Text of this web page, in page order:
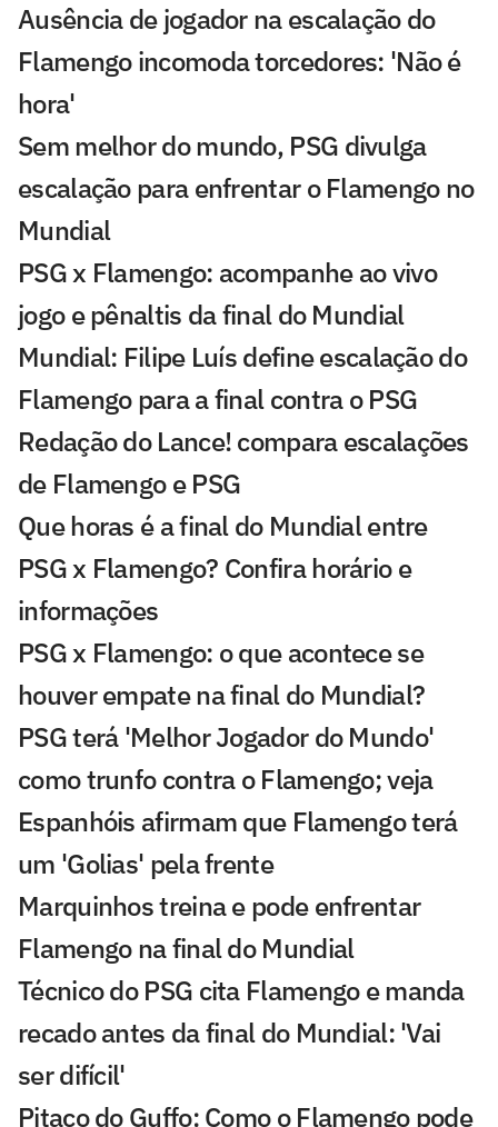
Ausência de jogador na escalação do
Flamengo incomoda torcedores: 'Não é
hora'
Sem melhor do mundo, PSG divulga
escalação para enfrentar o Flamengo no
Mundial
PSG x Flamengo: acompanhe ao vivo
jogo e pênaltis da final do Mundial
Mundial: Filipe Luís define escalação do
Flamengo para a final contra o PSG
Redação do Lance! compara escalações
de Flamengo e PSG
Que horas é a final do Mundial entre
PSG x Flamengo? Confira horário e
informações
PSG x Flamengo: o que acontece se
houver empate na final do Mundial?
PSG terá 'Melhor Jogador do Mundo'
como trunfo contra o Flamengo; veja
Espanhóis afirmam que Flamengo terá
um 'Golias' pela frente
Marquinhos treina e pode enfrentar
Flamengo na final do Mundial
Técnico do PSG cita Flamengo e manda
recado antes da final do Mundial: 'Vai
ser difícil'
Pitaco do Guffo: Como o Flamengo pode